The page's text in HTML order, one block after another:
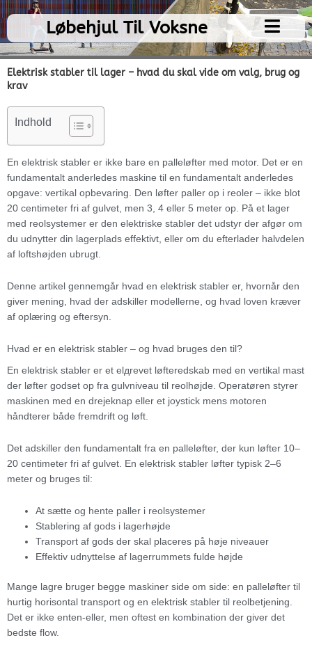
Gå
til
indholdet
Løbehjul Til Voksne
Elektrisk stabler til lager – hvad du skal vide om valg, brug og
krav
Indhold
En elektrisk stabler er ikke bare en palleløfter med motor. Det er en
fundamentalt anderledes maskine til en fundamentalt anderledes
opgave: vertikal opbevaring. Den løfter paller op i reoler – ikke blot
20 centimeter fri af gulvet, men 3, 4 eller 5 meter op. På et lager
med reolsystemer er den elektriske stabler det udstyr der afgør om
du udnytter din lagerplads effektivt, eller om du efterlader halvdelen
af loftshøjden ubrugt.
Denne artikel gennemgår hvad en elektrisk stabler er, hvornår den
giver mening, hvad der adskiller modellerne, og hvad loven kræver
af oplæring og eftersyn.
Hvad er en elektrisk stabler – og hvad bruges den til?
En elektrisk stabler er et elдrevet løfteredskab med en vertikal mast
der løfter godset op fra gulvniveau til reolhøjde. Operatøren styrer
maskinen med en drejeknap eller et joystick mens motoren
håndterer både fremdrift og løft.
Det adskiller den fundamentalt fra en palleløfter, der kun løfter 10–
20 centimeter fri af gulvet. En elektrisk stabler løfter typisk 2–6
meter og bruges til:
At sætte og hente paller i reolsystemer
Stablering af gods i lagerhøjde
Transport af gods der skal placeres på høje niveauer
Effektiv udnyttelse af lagerrummets fulde højde
Mange lagre bruger begge maskiner side om side: en palleløfter til
hurtig horisontal transport og en elektrisk stabler til reolbetjening.
Det er ikke enten-eller, men oftest en kombination der giver det
bedste flow.